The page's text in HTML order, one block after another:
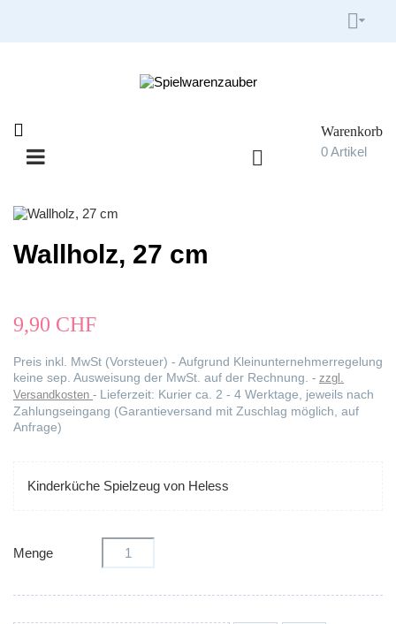

Warenkorb
0Artikel


Navigation
Wallholz, 27 cm
9,90 CHF
Preis inkl. MwSt (Vorsteuer) - Aufgrund Kleinunternehmerregelung
keine sep. Ausweisung der MwSt. auf der Rechnung.
zzgl.
Versandkosten
Lieferzeit: Kurier ca. 2 - 4 Werktage, jeweils nach
Zahlungseingang (Garantieversand mit Zuschlag möglich, auf
Anfrage)
Kinderküche Spielzeug von Heless
Menge